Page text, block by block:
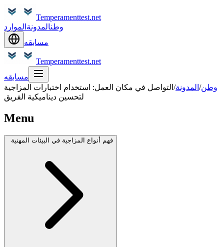
Temperamenttest.net
وطنالمدونة الموارد
مسابقه
Temperamenttest.net
مسابقه
وطن/ المدونة/ التواصل في مكان العمل: استخدام اختبارات المزاجية
لتحسين ديناميكية الفريق
Menu
فهم أنواع المزاجية في البيئات المهنية